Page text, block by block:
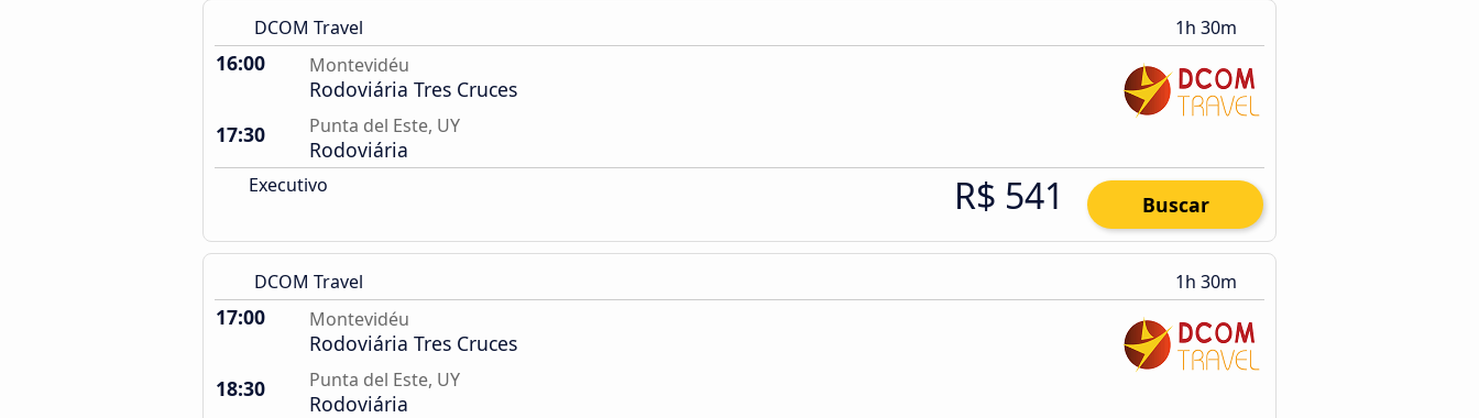
DCOM Travel 1h 30m
16:00 Montevidéu
Rodoviária Tres Cruces
17:30
Punta del Este, UY
Rodoviária
Executivo R$ 541 Buscar
DCOM Travel 1h 30m
17:00 Montevidéu
Rodoviária Tres Cruces
18:30
Punta del Este, UY
Rodoviária